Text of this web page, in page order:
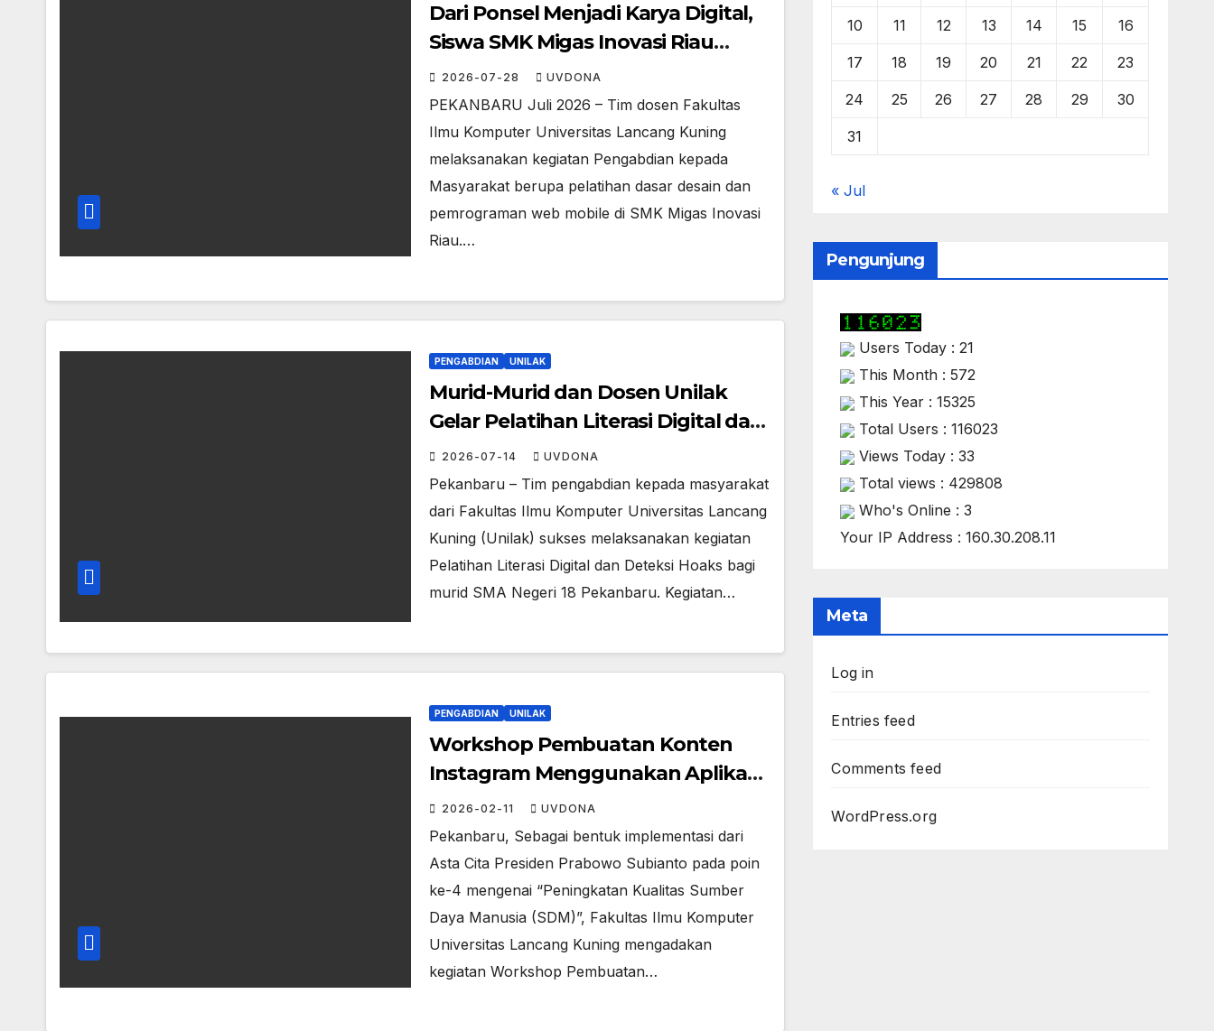
Dari Ponsel Menjadi Karya Digital,
Siswa SMK Migas Inovasi Riau
Belajar Membuat Web
2026-07-28 UVDONA
PEKANBARU Juli 2026 – Tim dosen Fakultas
Ilmu Komputer Universitas Lancang Kuning
melaksanakan kegiatan Pengabdian kepada
Masyarakat berupa pelatihan dasar desain dan
pemrograman web mobile di SMK Migas Inovasi
Riau.…
PENGABDIAN UNILAK
Murid-Murid dan Dosen Unilak
Gelar Pelatihan Literasi Digital dan
Deteksi Hoaks di SMA Negeri 18
Pekanbaru
2026-07-14 UVDONA
Pekanbaru – Tim pengabdian kepada masyarakat
dari Fakultas Ilmu Komputer Universitas Lancang
Kuning (Unilak) sukses melaksanakan kegiatan
Pelatihan Literasi Digital dan Deteksi Hoaks bagi
murid SMA Negeri 18 Pekanbaru. Kegiatan…
PENGABDIAN UNILAK
Workshop Pembuatan Konten
Instagram Menggunakan Aplikasi
Edits Dan Pengenalan Teknologi
VR Di SMAN 16 Pekanbaru
2026-02-11 UVDONA
Pekanbaru, Sebagai bentuk implementasi dari
Asta Cita Presiden Prabowo Subianto pada poin
ke-4 mengenai “Peningkatan Kualitas Sumber
Daya Manusia (SDM)”, Fakultas Ilmu Komputer
Universitas Lancang Kuning mengadakan
kegiatan Workshop Pembuatan…
10 11 12 13 14 15 16
17 18 19 20 21 22 23
24 25 26 27 28 29 30
31
« Jul
Pengunjung
Users Today : 21
This Month : 572
This Year : 15325
Total Users : 116023
Views Today : 33
Total views : 429808
Who's Online : 3
Your IP Address : 160.30.208.11
Meta
Log in
Entries feed
Comments feed
WordPress.org